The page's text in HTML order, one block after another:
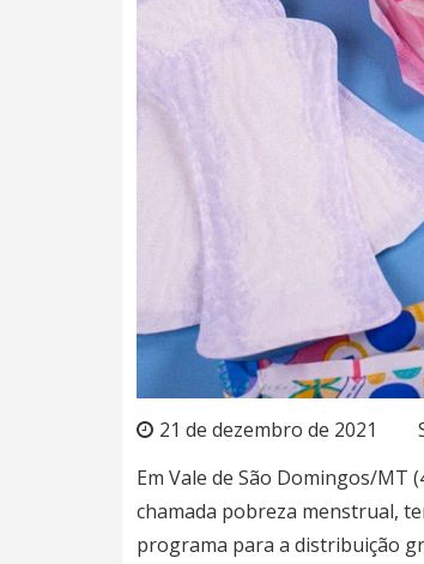
21 de dezembro de 2021
Em Vale de São Domingos/MT
chamada pobreza menstrual,
programa para a distribuição